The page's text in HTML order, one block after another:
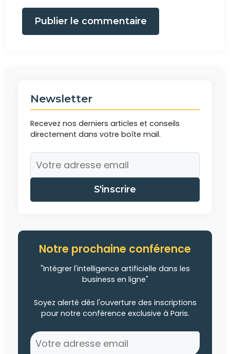
Publier le commentaire
Newsletter
Recevez nos derniers articles et conseils
directement dans votre boîte mail.
S'inscrire
Notre prochaine conférence
"Intégrer l'intelligence artificielle dans les
business en ligne"
Soyez alerté dès l'ouverture des inscriptions
pour notre conférence exclusive à Paris.